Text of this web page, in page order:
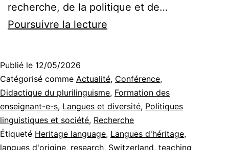
recherche, de la politique et de…
Poursuivre la lecture
langues
de
la
migration:
Impulsions
Publié le 12/05/2026
Catégorisé comme Actualité, Conférence,
Didactique du plurilinguisme, Formation des
enseignant-e-s, Langues et diversité, Politiques
linguistiques et société, Recherche
Étiqueté Heritage language, Langues d'héritage,
langues d'origine, research, Switzerland, teaching